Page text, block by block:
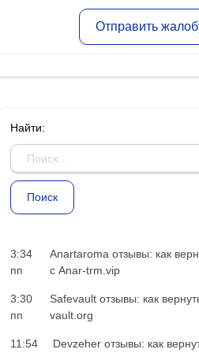
Отправить
Найти:
3:34
пп
Anartaroma отзывы: как
с Anar-trm.vip
3:30
пп
Safevault отзывы: как
vault.org
11:54
Devzeher отзывы: как